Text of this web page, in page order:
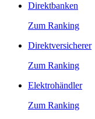
Direktbanken
Zum Ranking
Direktversicherer
Zum Ranking
Elektrohändler
Zum Ranking